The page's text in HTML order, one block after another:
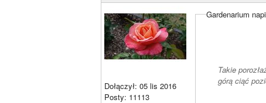
Dołączył: 05 lis 2016
Posty: 11113
Gardenarium
Takie
górą ciąć